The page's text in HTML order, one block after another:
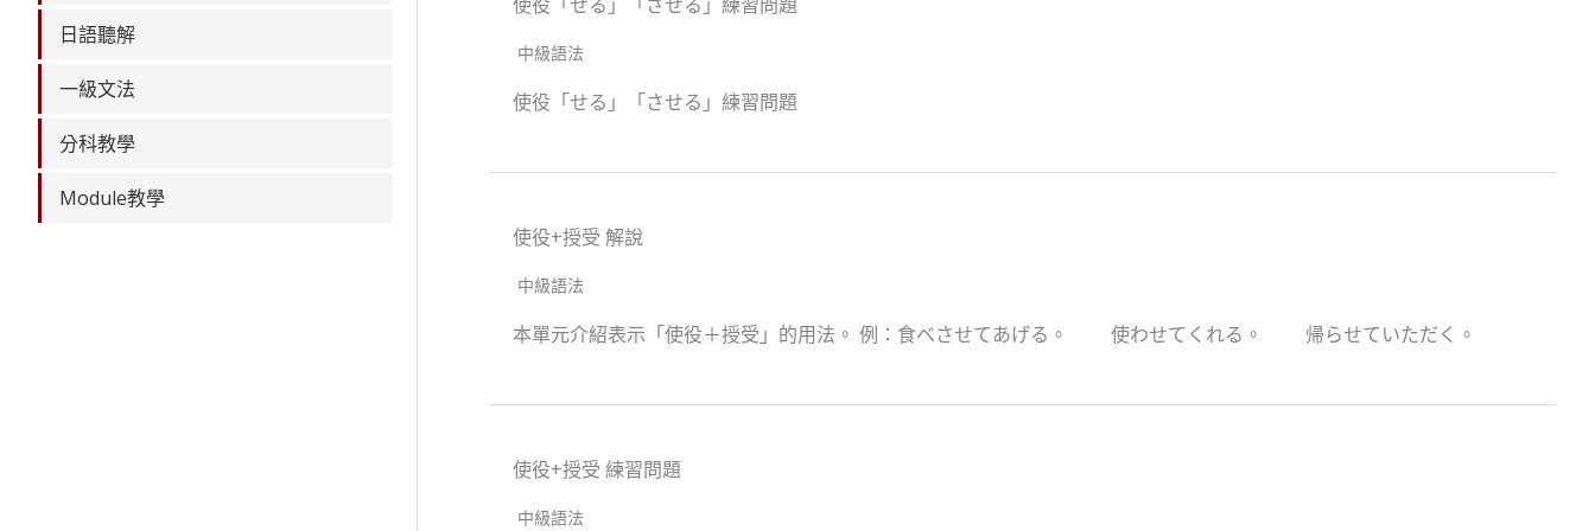
日語聽解
一級文法
分科教學
Module教學
中級語法
使役「せる」「させる」練習問題
使役+授受 解說
中級語法
本單元介紹表示「使役＋授受」的用法。 例：食べさせてあげる。 使わせてくれる。 帰らせていただく。
使役+授受 練習問題
中級語法